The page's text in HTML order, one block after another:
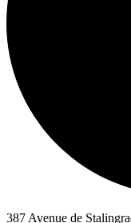
387 Avenue de